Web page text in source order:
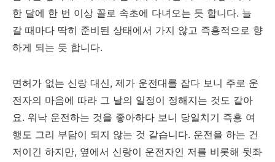
한 달에 한 번 이상 꼴로 속초에 다녀오는 듯 합니다. 늘
갈 때마다 딱히 준비된 상태에서 가지 않고 즉흥적으로 향
하게 되는 듯 합니다.
면허가 없는 신랑 대신, 제가 운전대를 잡다 보니 주로 운
전자의 마음에 따라 그 날의 일정이 정해지는 것도 같아
요. 워낙 운전하는 것을 좋아하다 보니 당일치기 즉흥 여
행도 그리 부담이 되지 않는 것 같습니다. 운전을 하는 건
저이긴 하지만, 옆에서 신랑이 운전자인 저를 비롯해 뒷좌